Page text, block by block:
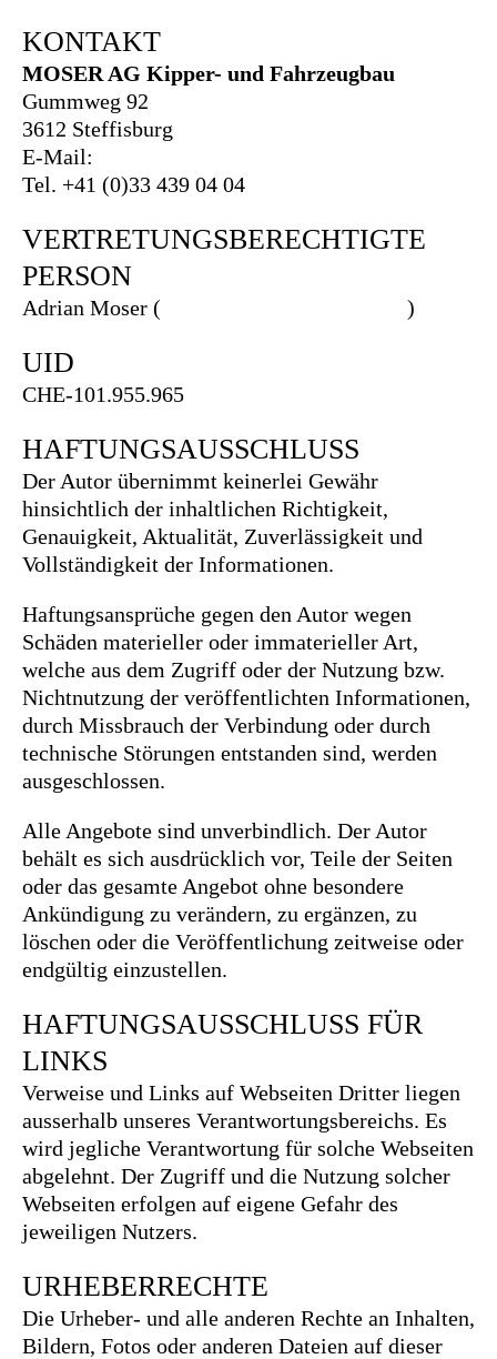
KONTAKT
MOSER AG Kipper- und Fahrzeugbau
Gummweg 92
3612 Steffisburg
E-Mail:
Tel. +41 (0)33 439 04 04
VERTRETUNGSBERECHTIGTE
PERSON
Adrian Moser ( )
UID
CHE-101.955.965
HAFTUNGSAUSSCHLUSS
Der Autor übernimmt keinerlei Gewähr
hinsichtlich der inhaltlichen Richtigkeit,
Genauigkeit, Aktualität, Zuverlässigkeit und
Vollständigkeit der Informationen.
Haftungsansprüche gegen den Autor wegen
Schäden materieller oder immaterieller Art,
welche aus dem Zugriff oder der Nutzung bzw.
Nichtnutzung der veröffentlichten Informationen,
durch Missbrauch der Verbindung oder durch
technische Störungen entstanden sind, werden
ausgeschlossen.
Alle Angebote sind unverbindlich. Der Autor
behält es sich ausdrücklich vor, Teile der Seiten
oder das gesamte Angebot ohne besondere
Ankündigung zu verändern, zu ergänzen, zu
löschen oder die Veröffentlichung zeitweise oder
endgültig einzustellen.
HAFTUNGSAUSSCHLUSS FÜR
LINKS
Verweise und Links auf Webseiten Dritter liegen
ausserhalb unseres Verantwortungsbereichs. Es
wird jegliche Verantwortung für solche Webseiten
abgelehnt. Der Zugriff und die Nutzung solcher
Webseiten erfolgen auf eigene Gefahr des
jeweiligen Nutzers.
URHEBERRECHTE
Die Urheber- und alle anderen Rechte an Inhalten,
Bildern, Fotos oder anderen Dateien auf dieser